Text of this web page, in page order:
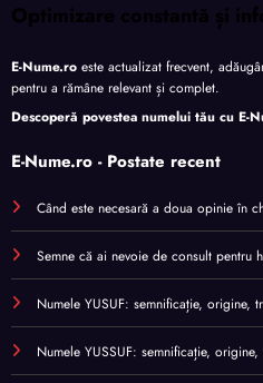
Optimizare constantă și
E-Nume.ro este actualizat frecvent,
pentru a rămâne relevant și complet.
Descoperă povestea numelui tău cu E-
E-Nume.ro - Postate recent
Când este necesară a doua opinie în
Semne că ai nevoie de consult pentru
Numele YUSUF: semnificație, origine,
Numele YUSSUF: semnificație,